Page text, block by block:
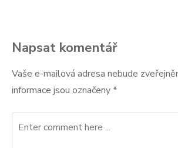
příspěvek
Napsat komentář
Vaše e-mailová adresa nebude
informace jsou označeny*